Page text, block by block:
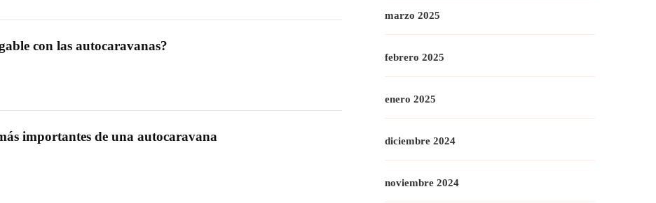
con las autocaravanas?
importantes de una autocaravana
marzo 2025
febrero 2025
enero 2025
diciembre 2024
noviembre 2024